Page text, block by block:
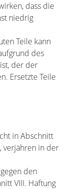
dass die
niedrig
Teile kann
des
der der
Ersetzte Teile
in Abschnitt
verjähren in der
den
VIII. Haftung